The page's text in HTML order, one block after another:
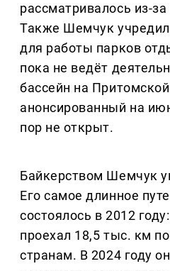
рассматривалось из-
Также Шемчук
для работы парков
пока не ведёт
бассейн на
анонсированный на
пор не открыт.
Байкерством Шемчук
Его самое длинное
состоялось в 2012
проехал 18,5 тыс. км
странам. В 2024 году